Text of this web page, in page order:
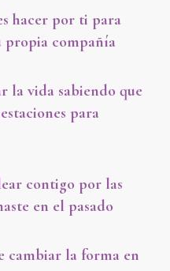
hacer por ti para
propia compañía
la vida sabiendo que
para
contigo por las
en el pasado
cambiar la forma en